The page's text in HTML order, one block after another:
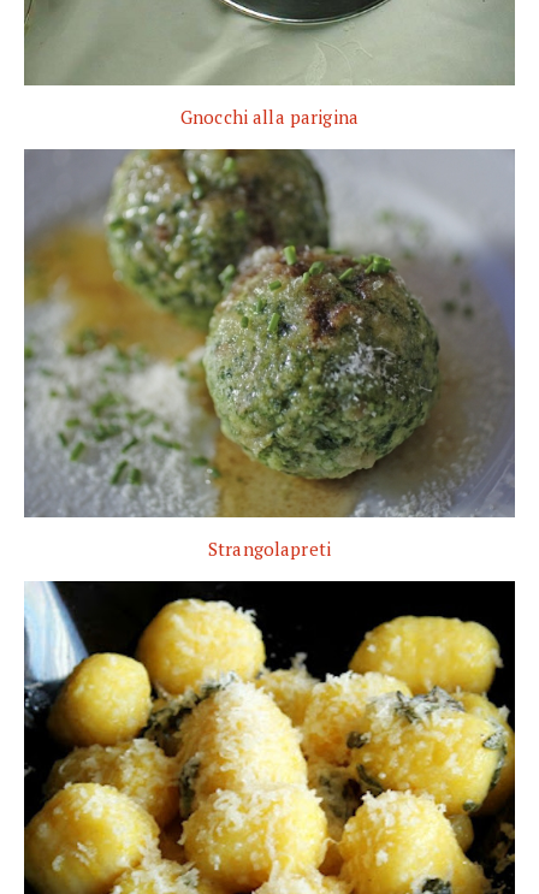
Gnocchi alla parigina
Strangolapreti